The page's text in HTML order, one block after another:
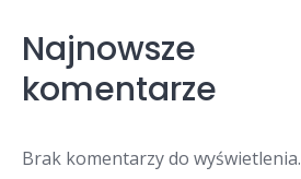
Najnowsze
komentarze
Brak komentarzy do wyświetlenia.